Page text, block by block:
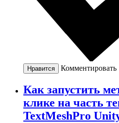
Нравится Комментировать
Как запустить
клике на часть
TextMeshPro